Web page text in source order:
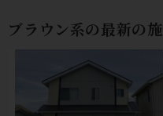
ブラウン系の最新の